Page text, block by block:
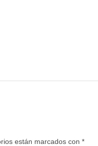
están marcados con *